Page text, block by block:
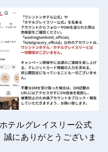
テルグレイスリー公式
誠にありがとうございま